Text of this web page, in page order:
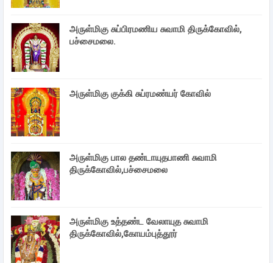
அருள்மிகு சுப்பிரமணிய சுவாமி திருக்கோவில்,
பச்சைமலை.
அருள்மிகு குக்கி சுப்ரமண்யர் கோவில்
அருள்மிகு பால தண்டாயுதபாணி சுவாமி
திருக்கோவில்,பச்சைமலை
அருள்மிகு உத்தண்ட வேலாயுத சுவாமி
திருக்கோவில்,கோயம்புத்தூர்